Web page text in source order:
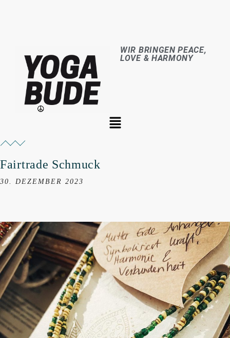
WIR BRINGEN PEACE,
LOVE & HARMONY
Fairtrade Schmuck
30. DEZEMBER 2023